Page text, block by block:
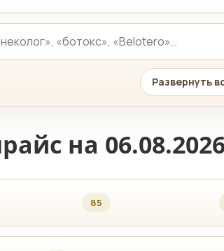
Развернуть
на
85